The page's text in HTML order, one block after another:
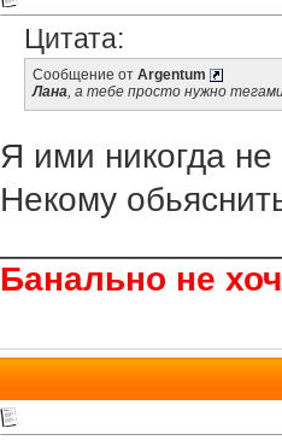
Цитата:
Сообщение от Argentum
Лана, а тебе просто нужно
Я ими никогда
Некому
Банально не